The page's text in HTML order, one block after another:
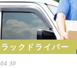
ラックドライバー